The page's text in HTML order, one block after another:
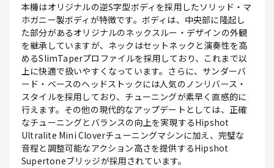
本機はオリジナルの逆S字型ボディを採用したソリッド・マ
ホガニー製ボディが特徴です。ボディは、中央部に隆起し
た部分があるオリジナルのネックスルー・デザインの外観
を継承していますが、ネックはセットネックと演奏性を高
めるSlimTaperプロファイルを採用しており、これまで以
上に快適で扱いやすくなっています。さらに、サンダーバ
ード・ベースのヘッドストックには人気のノンリバース・
スタイルを採用しており、チューニングが素早く直感的に
行えます。その他の現代的なアップデートとしては、正確
なチューニングとバランスの向上を実現するHipshot
Ultralite Mini Cloverチューニングマシンに加え、完璧な
音程と調整可能なアクション高さを提供するHipshot
Supertoneブリッジが採用されています。